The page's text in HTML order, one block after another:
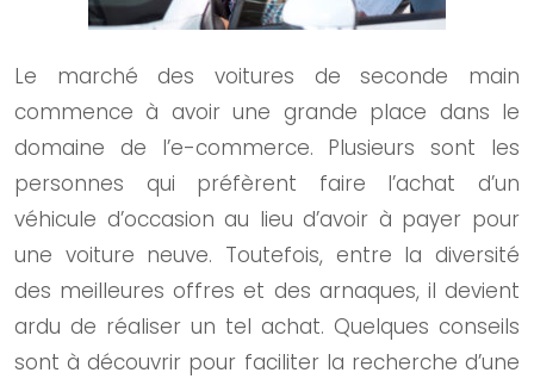
Le marché des voitures de seconde main
commence à avoir une grande place dans le
domaine de l’e-commerce. Plusieurs sont les
personnes qui préfèrent faire l’achat d’un
véhicule d’occasion au lieu d’avoir à payer pour
une voiture neuve. Toutefois, entre la diversité
des meilleures offres et des arnaques, il devient
ardu de réaliser un tel achat. Quelques conseils
sont à découvrir pour faciliter la recherche d’une